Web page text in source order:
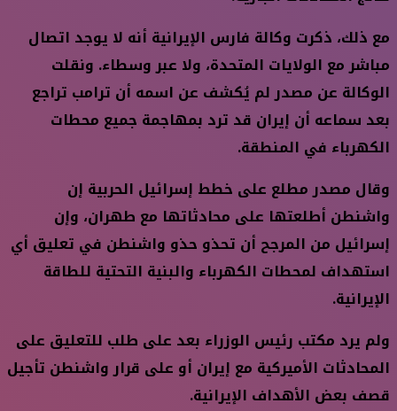
مع ذلك، ذكرت وكالة فارس الإيرانية أنه لا يوجد اتصال
مباشر مع الولايات المتحدة، ولا عبر وسطاء. ونقلت
الوكالة عن مصدر لم يُكشف عن اسمه أن ترامب تراجع
بعد سماعه أن إيران قد ترد بمهاجمة جميع محطات
الكهرباء في المنطقة.
وقال مصدر مطلع على خطط إسرائيل الحربية إن
واشنطن أطلعتها على محادثاتها مع طهران، وإن
إسرائيل من المرجح أن تحذو حذو واشنطن في تعليق أي
استهداف لمحطات الكهرباء والبنية التحتية للطاقة
الإيرانية.
ولم يرد مكتب رئيس الوزراء بعد على طلب للتعليق على
المحادثات الأميركية مع إيران أو على قرار واشنطن تأجيل
قصف بعض الأهداف الإيرانية.